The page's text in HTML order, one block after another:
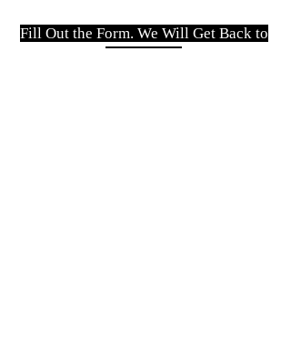
Fill Out the Form. We Will Get Back to